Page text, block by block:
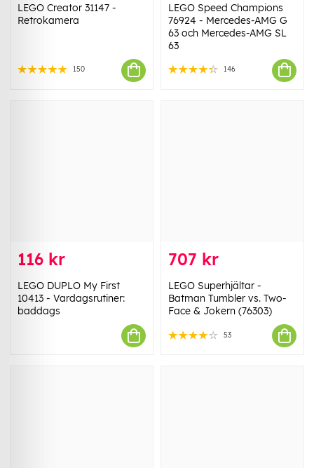
LEGO Creator 31147 -
Retrokamera
150
LEGO Speed Champions
76924 - Mercedes-AMG G
63 och Mercedes-AMG SL
63
146
116 kr
LEGO DUPLO My First
10413 - Vardagsrutiner:
baddags
707 kr
LEGO Superhjältar -
Batman Tumbler vs. Two-
Face & Jokern (76303)
53